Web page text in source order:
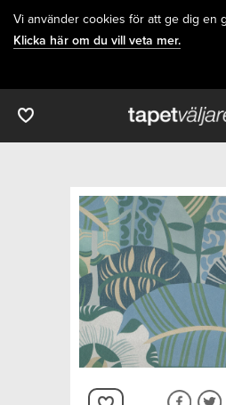
Vi använder cookies för att ge dig en
Klicka här om du vill veta mer.